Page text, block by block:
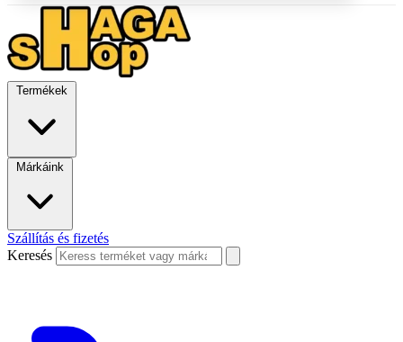
Termékek
Márkáink
Szállítás és fizetés
Keresés